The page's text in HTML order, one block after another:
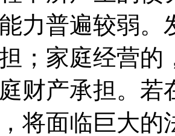
力普遍较弱。
；家庭经营
财产承担。
将面临巨大的